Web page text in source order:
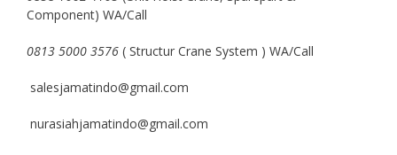
Component) WA/Call
0813 5000 3576 ( Structur Crane System ) WA/Call
salesjamatindo@gmail.com
nurasiahjamatindo@gmail.com